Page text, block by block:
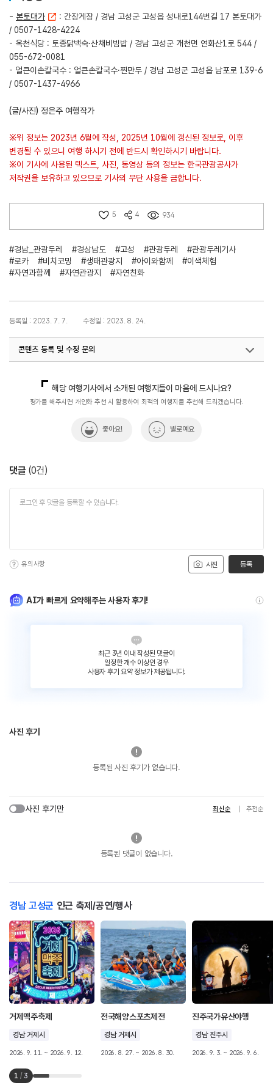
- 본토대가
: 간장게장 / 경남 고성군 고성읍 성내로144번길 17 본토대가
/ 0507-1428-4224
- 옥천식당 : 토종닭백숙·산채비빔밥 / 경남 고성군 개천면 연화산1로 544 /
055-672-0081
- 얼큰이손칼국수 : 얼큰손칼국수·찐만두 / 경남 고성군 고성읍 남포로 139-6
/ 0507-1437-4966
(글/사진) 정은주 여행작가
※위 정보는 2023년 6월에 작성, 2025년 10월에 갱신된 정보로, 이후
변경될 수 있으니 여행 하시기 전에 반드시 확인하시기 바랍니다.
※이 기사에 사용된 텍스트, 사진, 동영상 등의 정보는 한국관광공사가
저작권을 보유하고 있으므로 기사의 무단 사용을 금합니다.
5 4 934
#경남_관광두레 #경상남도 #고성 #관광두레
#관광두레기사
#로카
#비치코밍 #생태관광지 #아이와함께
#이색체험
#자연과함께
#자연관광지 #자연친화
등록일 : 2023. 7. 7. 수정일 : 2023. 8. 24.
콘텐츠 등록 및 수정 문의
해당 여행기사에서 소개된 여행지들이 마음에 드시나요?
평가를 해주시면 개인화 추천 시 활용하여 최적의 여행지를 추천해 드리겠습니다.
좋아요! 별로예요
댓글 (0건)
사진
유의사항 등록
AI가 빠르게 요약해주는 사용자 후기!
최근 3년 이내 작성된 댓글이
일정한 개수 이상인 경우
사용자 후기 요약 정보가 제공됩니다.
사진 후기
등록된 사진 후기가 없습니다.
사진 후기만 최신순 추천순
등록된 댓글이 없습니다.
경남 고성군 인근 축제/공연/행사
거제맥주축제
경남 거제시
2026. 9. 11. ~ 2026. 9. 12.
전국해양스포츠제전
경남 거제시
2026. 8. 27. ~ 2026. 8. 30.
진주국가유산야행
경남 진주시
2026. 9. 3. ~ 2026. 9. 6.
1 / 3